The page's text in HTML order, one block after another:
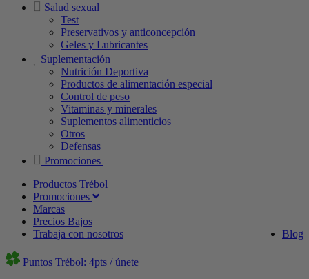
Salud sexual
Test
Preservativos y anticoncepción
Geles y Lubricantes
Suplementación
Nutrición Deportiva
Productos de alimentación especial
Control de peso
Vitaminas y minerales
Suplementos alimenticios
Otros
Defensas
Promociones
Productos Trébol
Promociones
Marcas
Precios Bajos
Blog
Trabaja con nosotros
Puntos Trébol: 4pts / únete